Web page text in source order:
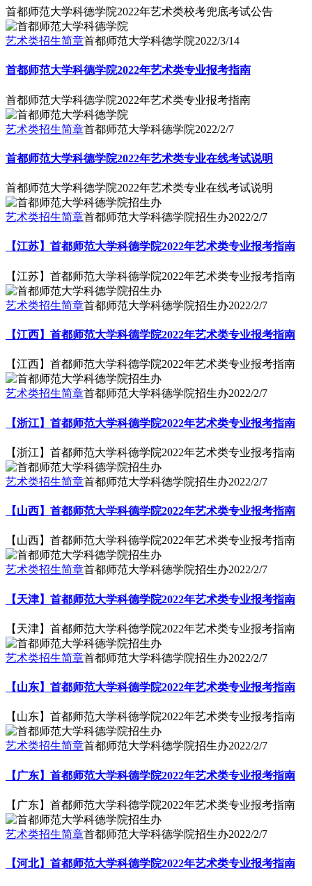
首都师范大学科德学院2022年艺术类校考兜底考试公告
艺术类招生简章首都师范大学科德学院2022/3/14
首都师范大学科德学院2022年艺术类专业报考指南
首都师范大学科德学院2022年艺术类专业报考指南
艺术类招生简章首都师范大学科德学院2022/2/7
首都师范大学科德学院2022年艺术类专业在线考试说明
首都师范大学科德学院2022年艺术类专业在线考试说明
艺术类招生简章首都师范大学科德学院招生办2022/2/7
【江苏】首都师范大学科德学院2022年艺术类专业报考指南
【江苏】首都师范大学科德学院2022年艺术类专业报考指南
艺术类招生简章首都师范大学科德学院招生办2022/2/7
【江西】首都师范大学科德学院2022年艺术类专业报考指南
【江西】首都师范大学科德学院2022年艺术类专业报考指南
艺术类招生简章首都师范大学科德学院招生办2022/2/7
【浙江】首都师范大学科德学院2022年艺术类专业报考指南
【浙江】首都师范大学科德学院2022年艺术类专业报考指南
艺术类招生简章首都师范大学科德学院招生办2022/2/7
【山西】首都师范大学科德学院2022年艺术类专业报考指南
【山西】首都师范大学科德学院2022年艺术类专业报考指南
艺术类招生简章首都师范大学科德学院招生办2022/2/7
【天津】首都师范大学科德学院2022年艺术类专业报考指南
【天津】首都师范大学科德学院2022年艺术类专业报考指南
艺术类招生简章首都师范大学科德学院招生办2022/2/7
【山东】首都师范大学科德学院2022年艺术类专业报考指南
【山东】首都师范大学科德学院2022年艺术类专业报考指南
艺术类招生简章首都师范大学科德学院招生办2022/2/7
【广东】首都师范大学科德学院2022年艺术类专业报考指南
【广东】首都师范大学科德学院2022年艺术类专业报考指南
艺术类招生简章首都师范大学科德学院招生办2022/2/7
【河北】首都师范大学科德学院2022年艺术类专业报考指南